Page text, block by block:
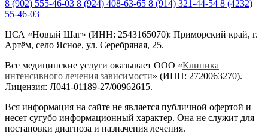
8 (902) 555-46-03 8 (924) 408-63-65 8 (914) 321-44-54 8 (4232)
55-46-03
ЦСА «Новый Шаг» (ИНН: 2543165070): Приморский край, г.
Артём, село Ясное, ул. Серебряная, 25.
Все медицинские услуги оказывает ООО «Клиника
интенсивного лечения зависимости» (ИНН: 2720063270).
Лицензия: Л041-01189-27/00962615.
Вся информация на сайте не является публичной офертой и
несет сугубо информационный характер. Она не служит для
постановки диагноза и назначения лечения.